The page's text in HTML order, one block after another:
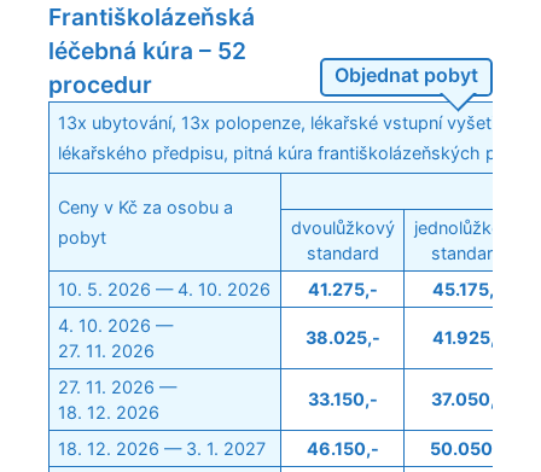
Františkolázeňská
léčebná kúra – 52
procedur
Objednat pobyt
13x ubytování, 13x polopenze, lékařské vstupní vyšetření,
lékařského předpisu, pitná kúra františkolázeňských
Ceny v Kč za osobu a
pobyt
dvoulůžkový
standard
jednolůžkový
standard
10. 5. 2026 — 4. 10. 2026 41.275,-
45.175,-
4. 10. 2026 —
27. 11. 2026
38.025,- 41.925,-
27. 11. 2026 —
18. 12. 2026
33.150,- 37.050,-
18. 12. 2026 — 3. 1. 2027 46.150,-
50.050,-